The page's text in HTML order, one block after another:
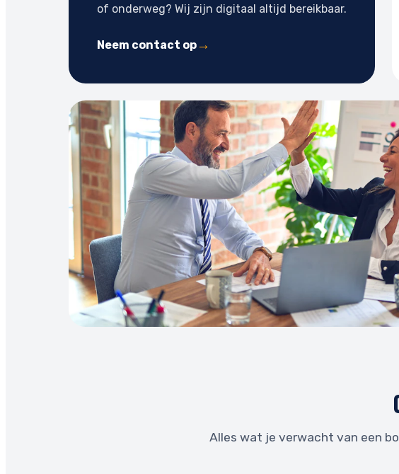
of onderweg? Wij zijn digitaal altijd bereikbaar.
Neem contact op
Alles wat je verwacht van een